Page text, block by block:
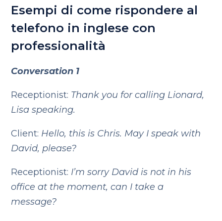
Esempi di come rispondere al
telefono in inglese con
professionalità
Conversation 1
Receptionist: Thank you for calling Lionard,
Lisa speaking.
Client: Hello, this is Chris. May I speak with
David, please?
Receptionist: I’m sorry David is not in his
office at the moment, can I take a
message?